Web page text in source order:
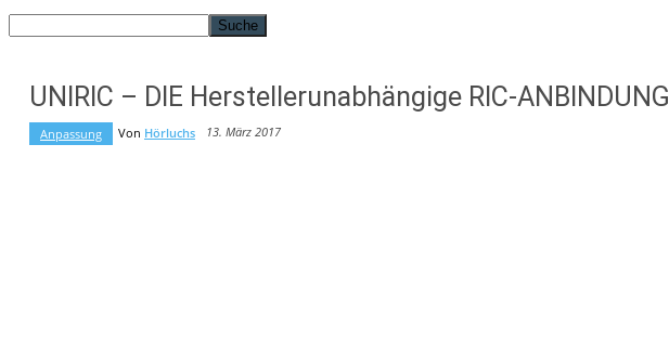
UNIRIC – DIE Herstellerunabhängige RIC-ANBINDUNG
Anpassung Von Hörluchs 13. März 2017